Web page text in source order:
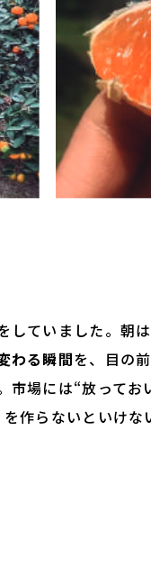
ていました。朝
わる瞬間を、目の
場には“放ってお
作らないといけな